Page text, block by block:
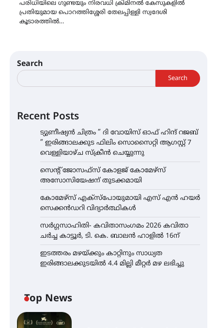
പരിധിയിലെ ഗുണ്ടയും നിരവധി ക്രിമിനൽ കേസുകളിൽ
പ്രതിയുമായ പൊറത്തിശ്ശേരി തേലപ്പിള്ളി സ്വദേശി
കൂടാരത്തിൽ…
Search
Search
Recent Posts
ട്യുണീഷ്യൻ ചിത്രം ” ദി വോയിസ് ഓഫ് ഹിന്ദ് റജബ്
” ഇരിങ്ങാലക്കുട ഫിലിം സൊസൈറ്റി ആഗസ്റ്റ് 7
വെള്ളിയാഴ്ച സ്‌ക്രീൻ ചെയ്യുന്നു
സെന്റ് ജോസഫ്സ് കോളജ് കോമേഴ്‌സ്
അസോസിയേഷന് തുടക്കമായി
കോമേഴ്സ് എക്സ്പോയുമായി എസ് എൻ ഹയർ
സെക്കൻഡറി വിദ്യാർത്ഥികൾ
സർഗ്ഗസാഹിതി- കവിതാസംഗമം 2026 കവിതാ
ചർച്ച കാട്ടൂർ, ടി. കെ. ബാലൻ ഹാളിൽ 16ന്
ഇടത്തരം മഴയ്ക്കും കാറ്റിനും സാധ്യത
ഇരിങ്ങാലക്കുടയിൽ 4.4 മില്ലി മീറ്റർ മഴ ലഭിച്ചു
Top News